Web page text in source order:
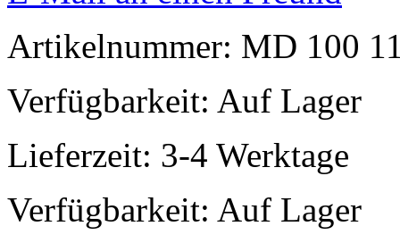
Artikelnummer: MD 100
Verfügbarkeit: Auf Lager
Lieferzeit: 3-4 Werktage
Verfügbarkeit: Auf Lager